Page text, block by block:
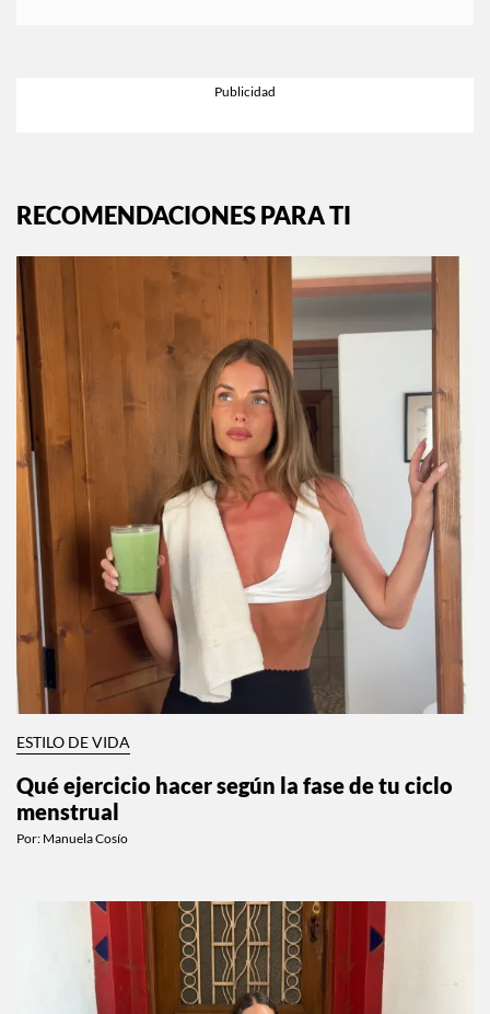
RECOMENDACIONES PARA TI
ESTILO DE VIDA
Qué ejercicio hacer según la fase de tu ciclo
menstrual
Por: Manuela Cosío